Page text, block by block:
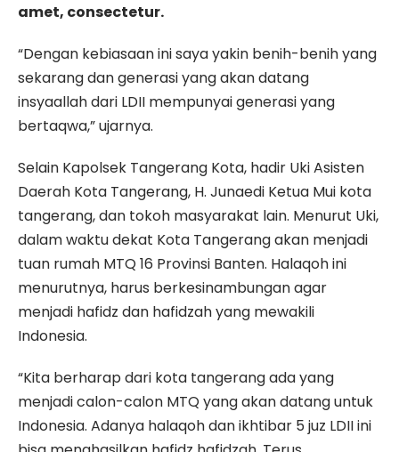
amet, consectetur.
“Dengan kebiasaan ini saya yakin benih-benih yang
sekarang dan generasi yang akan datang
insyaallah dari LDII mempunyai generasi yang
bertaqwa,” ujarnya.
Selain Kapolsek Tangerang Kota, hadir Uki Asisten
Daerah Kota Tangerang, H. Junaedi Ketua Mui kota
tangerang, dan tokoh masyarakat lain. Menurut Uki,
dalam waktu dekat Kota Tangerang akan menjadi
tuan rumah MTQ 16 Provinsi Banten. Halaqoh ini
menurutnya, harus berkesinambungan agar
menjadi hafidz dan hafidzah yang mewakili
Indonesia.
“Kita berharap dari kota tangerang ada yang
menjadi calon-calon MTQ yang akan datang untuk
Indonesia. Adanya halaqoh dan ikhtibar 5 juz LDII ini